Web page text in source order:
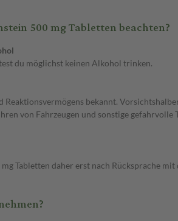
500 mg Tabletten beachten?
du möglichst keinen Alkohol trinken.
bekannt.
von Fahrzeugen und sonstige
Tabletten daher erst nach Rücksprache